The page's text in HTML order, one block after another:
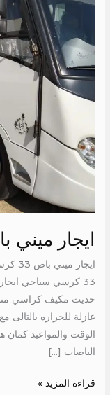
ايجار ميني باص 33
حديث مكيف كراسي
عازلة للحراره
الباصات […]
كرسي
قراءة المزيد »